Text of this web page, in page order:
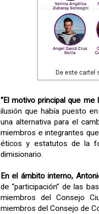
De este cartel
“El motivo principal que
ilusión que había puesto
una alternativa para el
miembros e integrantes
éticos y estatutos de la
dimisionario.
En el ámbito interno,
de “participación” de las
miembros del Consejo
miembros del Consejo de